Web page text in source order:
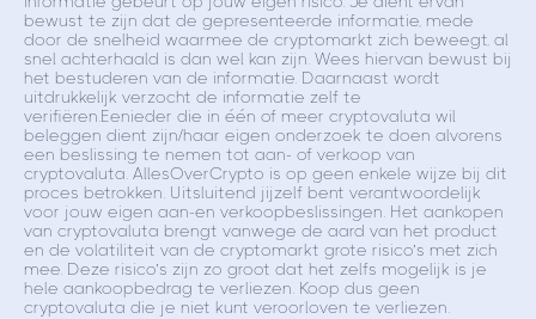
bewust te zijn dat de gepresenteerde informatie, mede
door de snelheid waarmee de cryptomarkt zich beweegt, al
snel achterhaald is dan wel kan zijn. Wees hiervan bewust bij
het bestuderen van de informatie. Daarnaast wordt
uitdrukkelijk verzocht de informatie zelf te
verifiëren.Eenieder die in één of meer cryptovaluta wil
beleggen dient zijn/haar eigen onderzoek te doen alvorens
een beslissing te nemen tot aan- of verkoop van
cryptovaluta. AllesOverCrypto is op geen enkele wijze bij dit
proces betrokken. Uitsluitend jijzelf bent verantwoordelijk
voor jouw eigen aan-en verkoopbeslissingen. Het aankopen
van cryptovaluta brengt vanwege de aard van het product
en de volatiliteit van de cryptomarkt grote risico’s met zich
mee. Deze risico’s zijn zo groot dat het zelfs mogelijk is je
hele aankoopbedrag te verliezen. Koop dus geen
cryptovaluta die je niet kunt veroorloven te verliezen.